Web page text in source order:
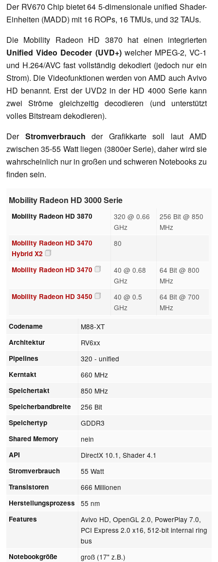
Der RV670 Chip bietet 64 5-dimensionale unified Shader-
Einheiten (MADD) mit 16 ROPs, 16 TMUs, und 32 TAUs.
Die Mobility Radeon HD 3870 hat einen integrierten
Unified Video Decoder (UVD+)welcher MPEG-2, VC-1
und H.264/AVC fast vollständig dekodiert (jedoch nur ein
Strom). Die Videofunktionen werden von AMD auch Avivo
HD benannt. Erst der UVD2 in der HD 4000 Serie kann
zwei Ströme gleichzeitig decodieren (und unterstützt
volles Bitstream dekodieren).
Der Stromverbrauch der Grafikkarte soll laut AMD
zwischen 35-55 Watt liegen (3800er Serie), daher wird sie
wahrscheinlich nur in großen und schweren Notebooks zu
finden sein.
Mobility Radeon HD 3000 Serie
Mobility Radeon HD 3870
320 @ 0.66
GHz
256 Bit @ 850
MHz
Mobility Radeon HD 3470
Hybrid X2
80
Mobility Radeon HD 3470
40 @ 0.68
GHz
64 Bit @ 800
MHz
Mobility Radeon HD 3450
40 @ 0.5
GHz
64 Bit @ 700
MHz
Codename M88-XT
Architektur RV6xx
Pipelines 320 - unified
Kerntakt 660 MHz
Speichertakt 850 MHz
Speicherbandbreite 256 Bit
Speichertyp GDDR3
Shared Memory nein
API DirectX 10.1, Shader 4.1
Stromverbrauch 55 Watt
Transistoren 666 Millionen
Herstellungsprozess 55 nm
Features
Avivo HD, OpenGL 2.0, PowerPlay 7.0,
PCI Express 2.0 x16, 512-bit internal ring
bus
Notebookgröße groß (17" z.B.)